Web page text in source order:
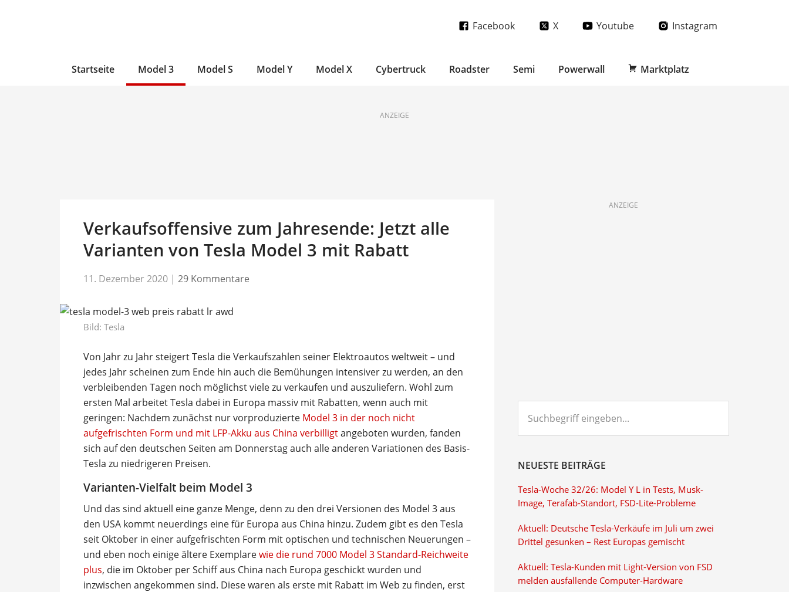
Facebook X Youtube Instagram
Startseite Model 3 Model S Model Y Model X Cybertruck Roadster Semi Powerwall Marktplatz
ANZEIGE
Verkaufsoffensive zum Jahresende: Jetzt alle
Varianten von Tesla Model 3 mit Rabatt
11. Dezember 2020 | 29 Kommentare
Bild: Tesla
Von Jahr zu Jahr steigert Tesla die Verkaufszahlen seiner Elektroautos weltweit – und
jedes Jahr scheinen zum Ende hin auch die Bemühungen intensiver zu werden, an den
verbleibenden Tagen noch möglichst viele zu verkaufen und auszuliefern. Wohl zum
ersten Mal arbeitet Tesla dabei in Europa massiv mit Rabatten, wenn auch mit
geringen: Nachdem zunächst nur vorproduzierte Model 3 in der noch nicht
aufgefrischten Form und mit LFP-Akku aus China verbilligtangeboten wurden, fanden
sich auf den deutschen Seiten am Donnerstag auch alle anderen Variationen des Basis-
Tesla zu niedrigeren Preisen.
Varianten-Vielfalt beim Model 3
Und das sind aktuell eine ganze Menge, denn zu den drei Versionen des Model 3 aus
den USA kommt neuerdings eine für Europa aus China hinzu. Zudem gibt es den Tesla
seit Oktober in einer aufgefrischten Form mit optischen und technischen Neuerungen –
und eben noch einige ältere Exemplarewie die rund 7000 Model 3 Standard-Reichweite
plus, die im Oktober per Schiff aus China nach Europa geschickt wurden und
inzwischen angekommen sind. Diese waren als erste mit Rabatt im Web zu finden, erst
ANZEIGE
eingeben...
NEUESTE BEITRÄGE
Tesla-Woche 32/26: Model Y L in Tests, Musk-
Image, Terafab-Standort, FSD-Lite-Probleme
Aktuell: Deutsche Tesla-Verkäufe im Juli um zwei
Drittel gesunken – Rest Europas gemischt
Aktuell: Tesla-Kunden mit Light-Version von FSD
melden ausfallende Computer-Hardware